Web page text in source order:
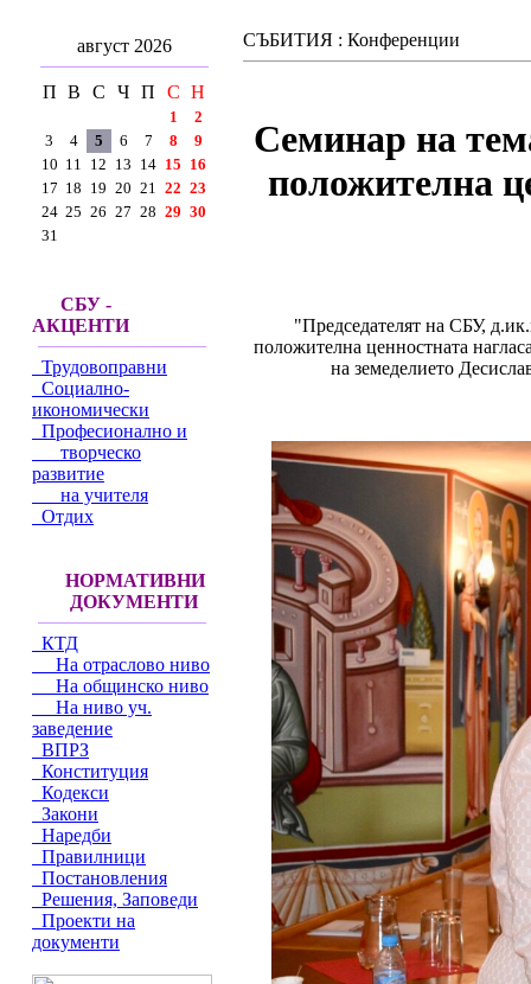
август 2026
П В С Ч П С Н
1
2
3
4 5 6 7 8
9
10 11 12 13 14 15 16
17 18 19 20 21 22 23
24 25 26 27 28 29 30
31
СБУ -
АКЦЕНТИ
Трудовоправни
Социално-
икономически
Професионално и
творческо
развитие
на учителя
Отдих
НОРМАТИВНИ
ДОКУМЕНТИ
КТД
На отраслово ниво
На общинско ниво
На ниво уч.
заведение
ВПРЗ
Конституция
Кодекси
Закони
Наредби
Правилници
Постановления
Решения, Заповеди
Проекти на
документи
СЪБИТИЯ : Конференции
Семинар на
положителна
"Председателят на СБУ,
положителна ценностната
на земеделието